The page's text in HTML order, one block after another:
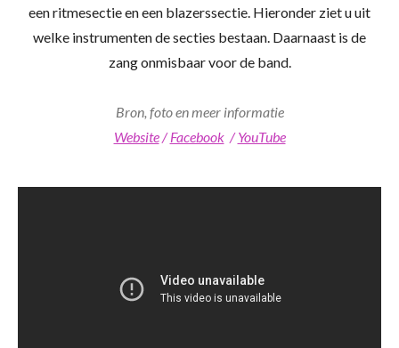
een ritmesectie en een blazerssectie. Hieronder ziet u uit
welke instrumenten de secties bestaan. Daarnaast is de
zang onmisbaar voor de band.
Bron, foto en meer informatie
Website/Facebook/YouTube